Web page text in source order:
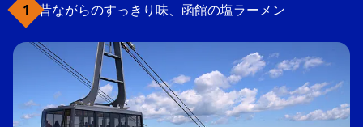
昔ながらのすっきり味、函館の塩ラーメン